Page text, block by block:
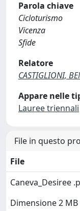
Parola chiave
Cicloturismo
Vicenza
Sfide
Relatore
CASTIGLIONI,
Appare nelle
Lauree triennali
File in questo
File
Caneva_Desiree
Dimensione 2 MB